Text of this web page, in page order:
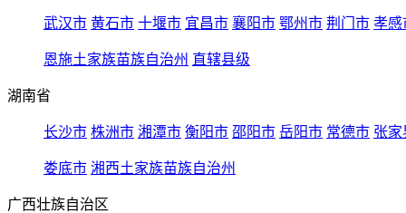
武汉市 黄石市 十堰市 宜昌市 襄阳市 鄂州市 荆门市 孝感
恩施土家族苗族自治州 直辖县级
湖南省
长沙市 株洲市 湘潭市 衡阳市 邵阳市 岳阳市 常德市 张家
娄底市 湘西土家族苗族自治州
广西壮族自治区